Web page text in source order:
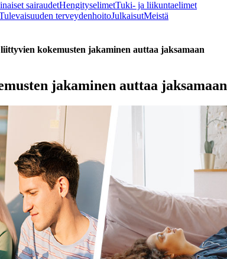
sairaudetHengityselimetTuki- ja liikuntaelimet
terveydenhoitoJulkaisutMeistä
kokemusten jakaminen auttaa jaksamaan
jakaminen auttaa jaksamaan